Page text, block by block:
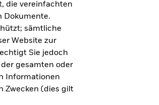
die vereinfachten
Dokumente.
sämtliche
Website zur
Sie jedoch
gesamten oder
Informationen
Zwecken (dies gilt